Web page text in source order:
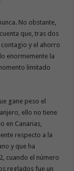
No obstante,
que, tras dos
y el ahorro
enormemente la
limitado
gane peso el
ello no tiene
en Canarias,
respecto a la
y que ha
cuando el número
reglados fue un